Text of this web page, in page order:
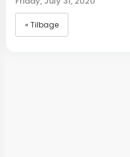
« Tilbage